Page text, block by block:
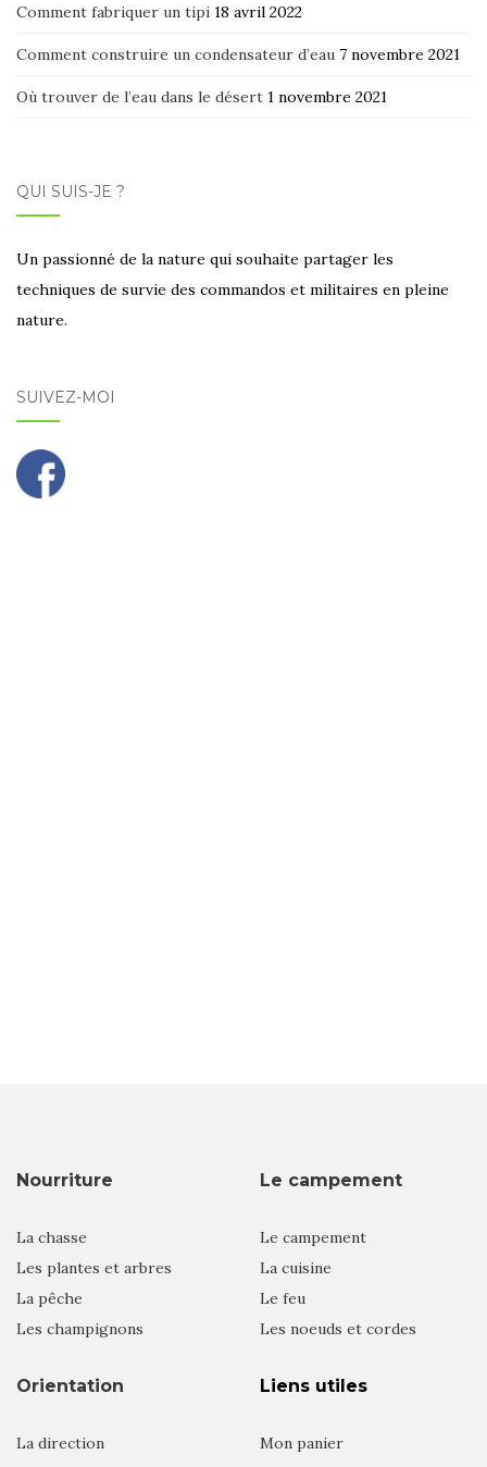
Comment fabriquer un tipi 18 avril 2022
Comment construire un condensateur d’eau 7 novembre 2021
Où trouver de l’eau dans le désert 1 novembre 2021
QUI SUIS-JE ?
Un passionné de la nature qui souhaite partager les
techniques de survie des commandos et militaires en pleine
nature.
SUIVEZ-MOI
Nourriture
La chasse
Les plantes et arbres
La pêche
Les champignons
Le campement
Le campement
La cuisine
Le feu
Les noeuds et cordes
Orientation
La direction
Liens utiles
Mon panier